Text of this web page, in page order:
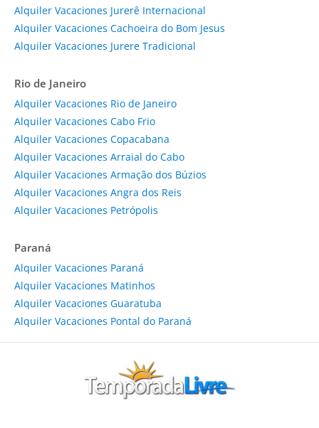
Alquiler Vacaciones Jurerê Internacional
Alquiler Vacaciones Cachoeira do Bom Jesus
Alquiler Vacaciones Jurere Tradicional
Rio de Janeiro
Alquiler Vacaciones Rio de Janeiro
Alquiler Vacaciones Cabo Frio
Alquiler Vacaciones Copacabana
Alquiler Vacaciones Arraial do Cabo
Alquiler Vacaciones Armação dos Búzios
Alquiler Vacaciones Angra dos Reis
Alquiler Vacaciones Petrópolis
Paraná
Alquiler Vacaciones Paraná
Alquiler Vacaciones Matinhos
Alquiler Vacaciones Guaratuba
Alquiler Vacaciones Pontal do Paraná